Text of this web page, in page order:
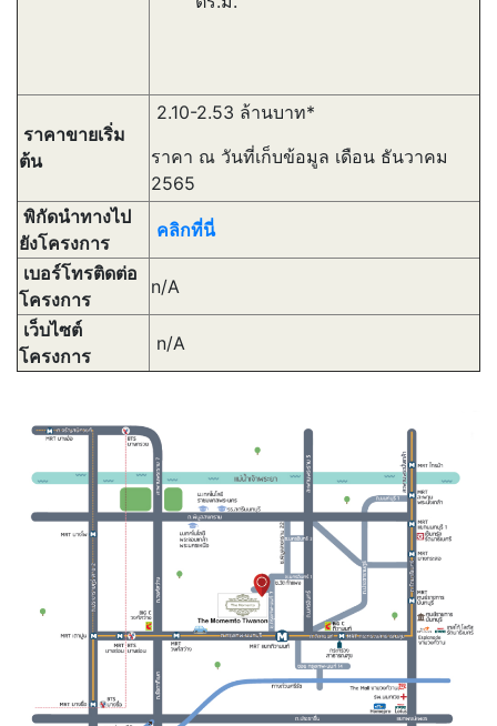
ราคาขายเริ่ม
ต้น
2.10-2.53 ล้านบาท*
ราคา ณ วันที่เก็บข้อมูล เดือน ธันวาคม
2565
พิกัดนำทางไป
ยังโครงการ
คลิกที่นี่
เบอร์โทรติดต่อ
โครงการ
n/A
เว็บไซต์
โครงการ
n/A